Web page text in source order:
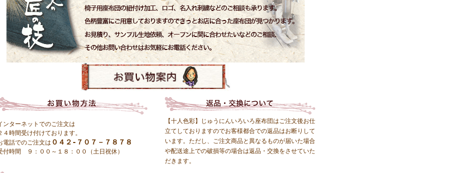
ンターネットでのご注文は
４時間受け付けております。
電話でのご注文は ０４２-７０７－７８７８
付時間 ９：００～１８：００（土日祝休）
【十人色彩】じゅうにんいろいろ座布団はご注文後お仕
立てしておりますのでお客様都合での返品はお断りして
います。ただし、ご注文商品と異なるものが届いた場合
や配送途上での破損等の場合は返品・交換をさせていた
だきます。